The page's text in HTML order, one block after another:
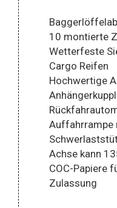
10 montierte
Wetterfeste
Cargo Reifen
Hochwertige
Auffahrrampe
Achse kann
COC-Papiere
Zulassung